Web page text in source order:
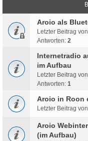
Aroio als
Letzter Beitrag von
Antworten: 2
Internetradio
im Aufbau
Letzter Beitrag von
Antworten: 1
Aroio in Roon
Letzter Beitrag von
Aroio
(im Aufbau)